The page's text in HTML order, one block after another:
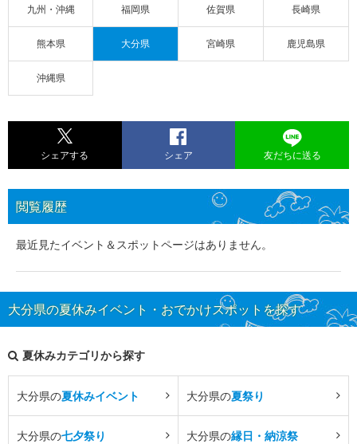
九州・沖縄 福岡県 佐賀県 長崎県
熊本県 大分県 宮崎県 鹿児島県
沖縄県
シェアする シェア 友だちに送る
閲覧履歴
最近見たイベント＆スポットページはありません。
大分県の夏休みイベント・おでかけスポットを探す
夏休みカテゴリから探す
大分県の夏休みイベント 大分県の夏祭り
大分県の七夕祭り 大分県の縁日・納涼祭